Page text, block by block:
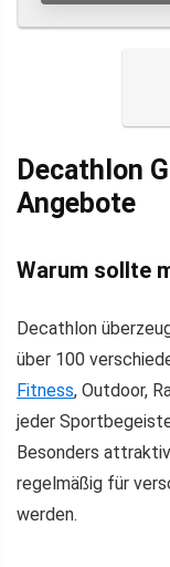
Decathlon
Angebote
Warum sollte
Decathlon
über 100
Fitness, Outdoor,
jeder
Besonders
regelmäßig für
werden.